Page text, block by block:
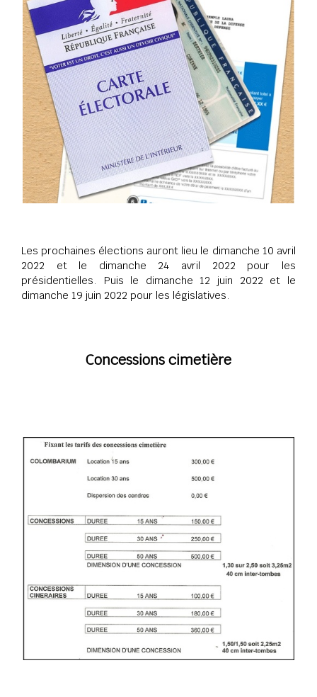
Les prochaines élections auront lieu le dimanche 10 avril
2022 et le dimanche 24 avril 2022 pour les
présidentielles. Puis le dimanche 12 juin 2022 et le
dimanche 19 juin 2022 pour les législatives.
Concessions cimetière